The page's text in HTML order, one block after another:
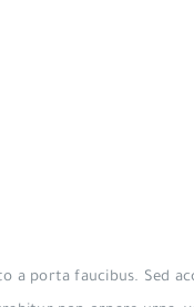
a porta faucibus. Sed